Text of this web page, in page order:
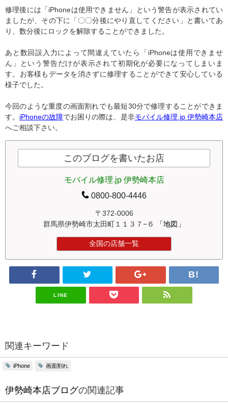
修理後には「iPhoneは使用できません」という警告が表示されてい
ましたが、その下に「〇〇分後にやり直してください」と書いてあ
り、数分後にロックを解除することができました。
あと数回誤入力によって間違えていたら「iPhoneは使用できませ
ん」という警告だけが表示されて初期化が必要になってしまいま
す。お客様もデータを消さずに修理することができて安心している
様子でした。
今回のような重度の画面割れでも最短30分で修理することができま
す。 iPhoneの故障でお困りの際は、是非モバイル修理.jp 伊勢崎本店
へご相談下さい。
このブログを書いたお店
モバイル修理.jp 伊勢崎本店
0800-800-4446
〒372-0006
群馬県伊勢崎市太田町１１３７−６
「地図」
全国の店舗一覧
LINE
関連キーワード
iPhone 画面割れ
伊勢崎本店ブログの関連記事